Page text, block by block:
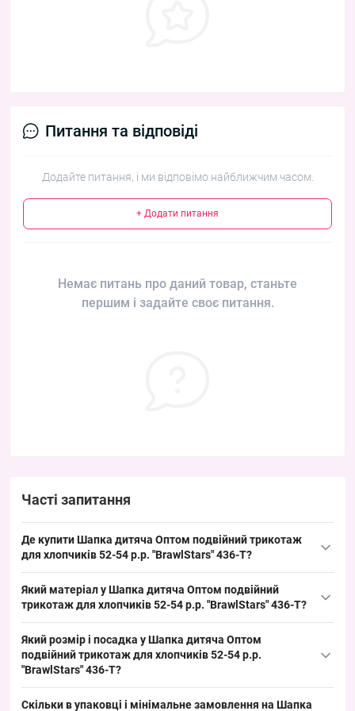
Питання та відповіді
Додайте питання, і ми відповімо найближчим часом.
+ Додати питання
Немає питань про даний товар, станьте
першим і задайте своє питання.
Часті запитання
Де купити Шапка дитяча Оптом подвійний трикотаж
для хлопчиків 52-54 р.р. "BrawlStars" 436-T?
хлопчиків 52-54 р.р. "BrawlStars" 436-T можна оптом з Одеси
забезпечує швидкий обіг на сезон весна/осінь і стабільний
попит у роздрібних торгових точках.
Який матеріал у Шапка дитяча Оптом подвійний
трикотаж для хлопчиків 52-54 р.р. "BrawlStars" 436-T?
акрил або бавовна в комбінації з поліестером; такий матеріал
легкий у викладці та закриває базовий попит на демісезонну
Який розмір і посадка у Шапка дитяча Оптом
подвійний трикотаж для хлопчиків 52-54 р.р.
"BrawlStars" 436-T?
Скільки в упаковці і мінімальне замовлення на Шапка